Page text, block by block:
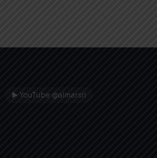
▶ YouTube @almarsrl